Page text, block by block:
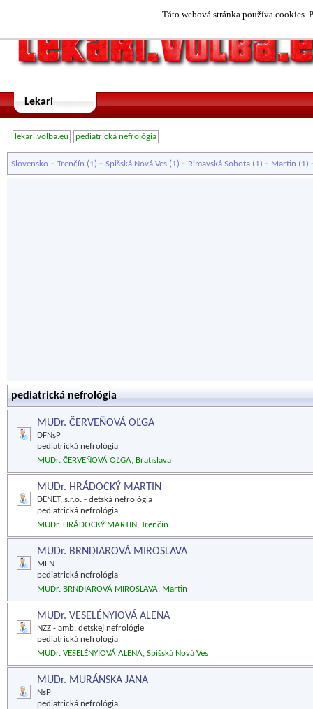
Táto webová stránka používa cookies.
Lekari
lekari.volba.eu pediatrická nefrológia
Slovensko - Trenčín (1) - Spišská Nová Ves (1) - Rimavská Sobota (1) - Martin (1)
pediatrická nefrológia
MUDr. ČERVEŇOVÁ OĽGA
DFNsP
pediatrická nefrológia
MUDr. ČERVEŇOVÁ OĽGA, Bratislava
MUDr. HRÁDOCKÝ MARTIN
DENET, s.r.o. - detská nefrológia
pediatrická nefrológia
MUDr. HRÁDOCKÝ MARTIN, Trenčín
MUDr. BRNDIAROVÁ MIROSLAVA
MFN
pediatrická nefrológia
MUDr. BRNDIAROVÁ MIROSLAVA, Martin
MUDr. VESELÉNYIOVÁ ALENA
NZZ - amb. detskej nefrológie
pediatrická nefrológia
MUDr. VESELÉNYIOVÁ ALENA, Spišská Nová Ves
MUDr. MURÁNSKA JANA
NsP
pediatrická nefrológia